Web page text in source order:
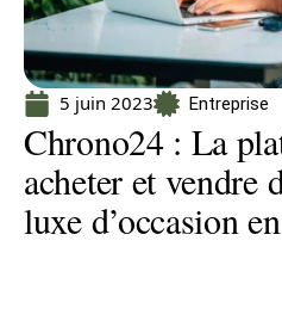
5 juin 2023 Entreprise
Chrono24 : La
acheter et vendre
luxe d’occasion